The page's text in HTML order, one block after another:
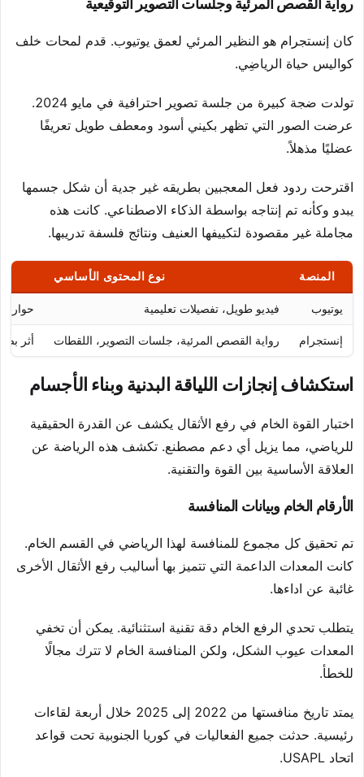
رواية القصص المرئية وجلسات التصوير التوقيعية
كان إنستجرام هو النظير المرئي لعمق يوتيوب. قدم لمحات خلف
كواليس حياة الرياضِي.
تولدت ضجة كبيرة من جلسة تصوير احترافية في مايو 2024.
عرضت الصور التي تظهر بكيني أسود ومعطف طويل تعريفًا
عضليًا مذهلاً.
اقترحت ردود فعل المعجبين بطريقه غير جدية أن شكل جسمها
يبدو وكأنه تم إنتاجه بواسطة الذكاء الاصطناعي. كانت هذه
مجاملة غير مقصودة لتكييفها العنيف ونتائج فلسفة تدريبها.
المنصة نوع المحتوى الأساسي
يوتيوب فيديو طويل، تفصيلات تعليمية حوار
إنستجرام رواية القصص المرئية، جلسات التصوير، اللقطات أثر
استكشاف إنجازات اللياقة البدنية وبناء الأجسام
اختبار القوة الخام في رفع الأثقال يكشف عن القدرة الحقيقية
للرياضي، مما يزيل أي دعم مصطنع. تكشف هذه الرياضة عن
العلاقة الأساسية بين القوة والتقنية.
الأرقام الخام وبيانات المنافسة
تم تحقيق كل مجموع للمنافسة لهذا الرياضي في القسم الخام.
كانت المعدات الداعمة التي تتميز بها أساليب رفع الأثقال الأخرى
غائبة عن اداءها.
يتطلب تحدي الرفع الخام دقة تقنية استثنائية. يمكن أن تخفي
المعدات عيوب الشكل، ولكن المنافسة الخام لا تترك مجالًا
للخطأ.
يمتد تاريخ منافستها من 2022 إلى 2025 خلال أربعة لقاءات
رئيسية. حدثت جميع الفعاليات في كوريا الجنوبية تحت قواعد
اتحاد USAPL.